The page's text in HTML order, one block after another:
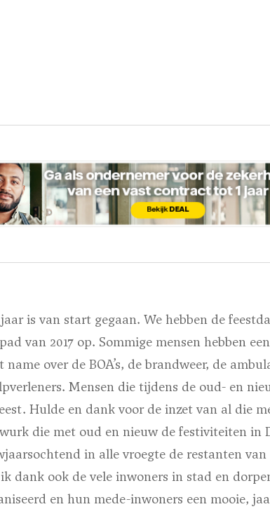
is van start gegaan. We hebben de
van 2017 op. Sommige mensen hebben
over de BOA’s, de brandweer, de
Mensen die tijdens de oud- en
Hulde en dank voor de inzet van al die
die met oud en nieuw de festiviteiten in
in alle vroegte de restanten van
dank ook de vele inwoners in stad en
en hun mede-inwoners een mooie,